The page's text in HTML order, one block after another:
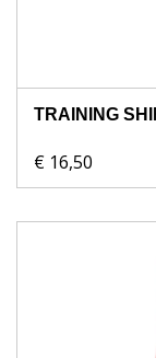
TRAINING
€ 16,50